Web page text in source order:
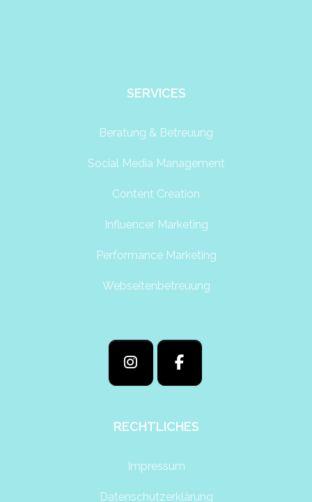
SERVICES
Beratung & Betreuung
Social Media Management
Content Creation
Influencer Marketing
Performance Marketing
Webseitenbetreuung
RECHTLICHES
Impressum
Datenschutzerklärung